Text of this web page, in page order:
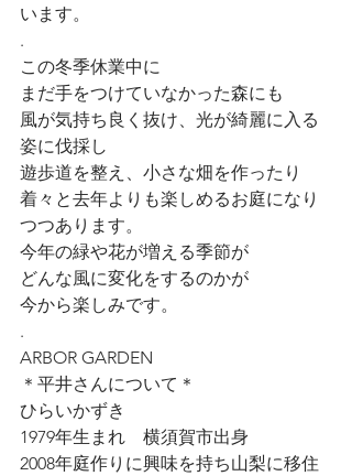
います。
.
この冬季休業中に
まだ手をつけていなかった森にも
風が気持ち良く抜け、光が綺麗に入る
姿に伐採し
遊歩道を整え、小さな畑を作ったり
着々と去年よりも楽しめるお庭になり
つつあります。
今年の緑や花が増える季節が
どんな風に変化をするのかが
今から楽しみです。
.
ARBOR GARDEN
＊平井さんについて＊
ひらいかずき
1979年生まれ　横須賀市出身
2008年庭作りに興味を持ち山梨に移住